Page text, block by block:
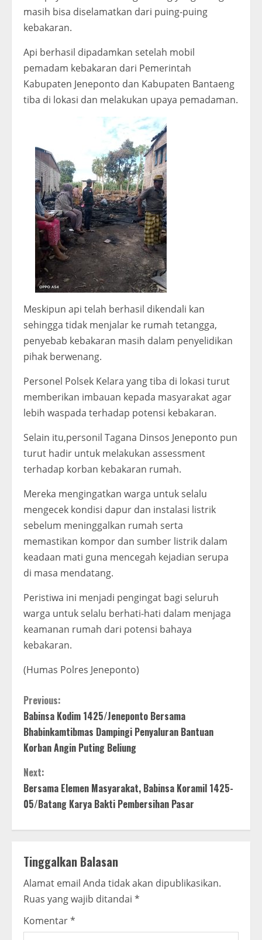
masih bisa diselamatkan dari puing-puing
kebakaran.
Api berhasil dipadamkan setelah mobil
pemadam kebakaran dari Pemerintah
Kabupaten Jeneponto dan Kabupaten Bantaeng
tiba di lokasi dan melakukan upaya pemadaman.
Meskipun api telah berhasil dikendali kan
sehingga tidak menjalar ke rumah tetangga,
penyebab kebakaran masih dalam penyelidikan
pihak berwenang.
Personel Polsek Kelara yang tiba di lokasi turut
memberikan imbauan kepada masyarakat agar
lebih waspada terhadap potensi kebakaran.
Selain itu,personil Tagana Dinsos Jeneponto pun
turut hadir untuk melakukan assessment
terhadap korban kebakaran rumah.
Mereka mengingatkan warga untuk selalu
mengecek kondisi dapur dan instalasi listrik
sebelum meninggalkan rumah serta
memastikan kompor dan sumber listrik dalam
keadaan mati guna mencegah kejadian serupa
di masa mendatang.
Peristiwa ini menjadi pengingat bagi seluruh
warga untuk selalu berhati-hati dalam menjaga
keamanan rumah dari potensi bahaya
kebakaran.
(Humas Polres Jeneponto)
C
o
n
t
i
n
u
e
R
e
Previous:
Babinsa Kodim 1425/Jeneponto Bersama
Bhabinkamtibmas Dampingi Penyaluran Bantuan
Korban Angin Puting Beliung
Next:
Bersama Elemen Masyarakat, Babinsa Koramil 1425-
05/Batang Karya Bakti Pembersihan Pasar
Tinggalkan Balasan
Alamat email Anda tidak akan dipublikasikan.
Ruas yang wajib ditandai *
Komentar*